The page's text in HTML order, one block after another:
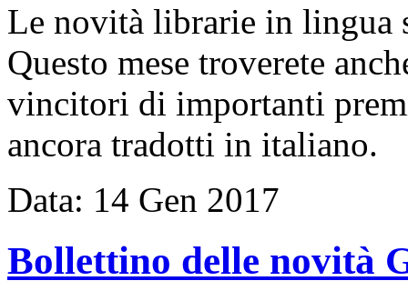
Le novità librarie in lingua
Questo mese troverete
vincitori di importanti
ancora tradotti in italiano.
Data: 14 Gen 2017
Bollettino delle novità